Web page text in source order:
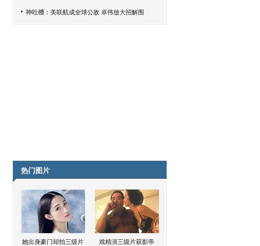
神吐槽： 美联航成全球公敌 卓伟放大招解围
热门图片
她出身豪门却拍三级片 戏精演三级片获影帝